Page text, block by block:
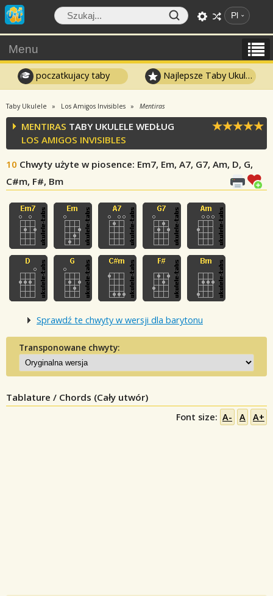
Pl
Menu
poczatkujacy taby Najlepsze Taby Ukulele
Taby Ukulele Los Amigos Invisibles Mentiras
MENTIRAS TABY UKULELE WEDŁUG
LOS AMIGOS INVISIBLES
10 Chwyty użyte w piosence: Em7, Em, A7, G7, Am, D, G,
C#m, F#, Bm
Sprawdź te chwyty w wersji dla barytonu
Transponowane chwyty:
Tablature / Chords (Cały utwór)
Font size: A- A A+